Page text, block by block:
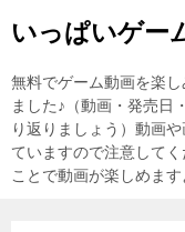
いっぱいゲー
無料でゲーム動画を楽
ました♪（動画・発売日
り返りましょう）動画
ていますので注意して
ことで動画が楽しめま